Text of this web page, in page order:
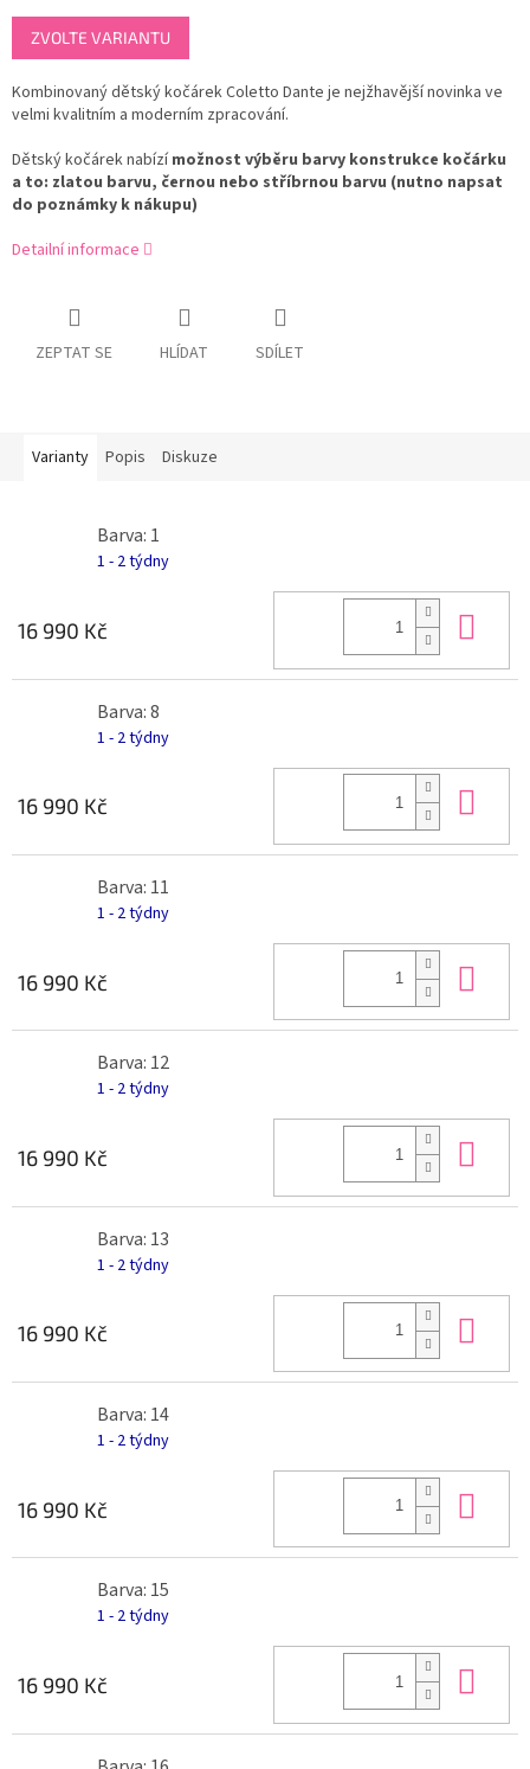
Měrná
cena:
ZVOLTE VARIANTU
Kombinovaný dětský kočárek Coletto Dante je nejžhavější novinka ve
velmi kvalitním a moderním zpracování.
Dětský kočárek nabízí možnost výběru barvy konstrukce kočárku
a to: zlatou barvu, černou nebo stříbrnou barvu (nutno napsat
do poznámky k nákupu)
Detailní informace
ZEPTAT SE HLÍDAT SDÍLET
Varianty Popis Diskuze
Barva: 1
1 - 2 týdny
16 990 Kč
Barva: 8
1 - 2 týdny
16 990 Kč
Barva: 11
1 - 2 týdny
16 990 Kč
Barva: 12
1 - 2 týdny
16 990 Kč
Barva: 13
1 - 2 týdny
16 990 Kč
Barva: 14
1 - 2 týdny
16 990 Kč
Barva: 15
1 - 2 týdny
16 990 Kč